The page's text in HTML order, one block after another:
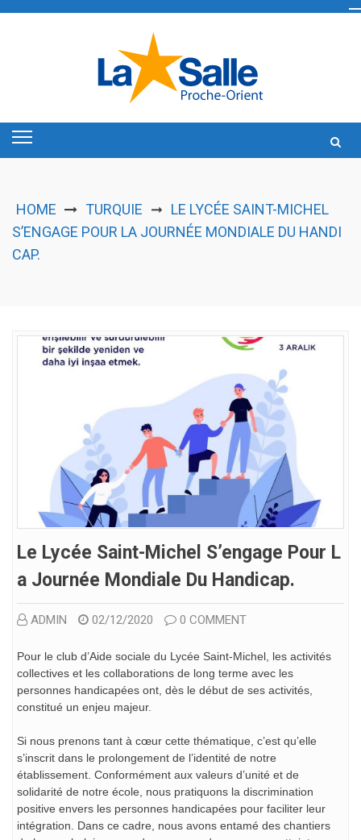
HOME TURQUIE ➞ LE LYCÉE SAINT-MICHEL
S’ENGAGE POUR LA JOURNÉE MONDIALE DU HANDI
CAP.
Le Lycée Saint-Michel S’engage Pour L
A Journée Mondiale Du Handicap.
ADMIN 02/12/2020 0 COMMENT
Pour le club d’Aide sociale du Lycée Saint-Michel, les activités
collectives et les collaborations de long terme avec les
personnes handicapées ont, dès le début de ses activités,
constitué un enjeu majeur.
Si nous prenons tant à cœur cette thématique, c’est qu’elle
s’inscrit dans le prolongement de l’identité de notre
établissement. Conformément aux valeurs d’unité et de
solidarité de notre école, nous pratiquons la discrimination
positive envers les personnes handicapées pour faciliter leur
intégration. Dans ce cadre, nous avons entamé des chantiers